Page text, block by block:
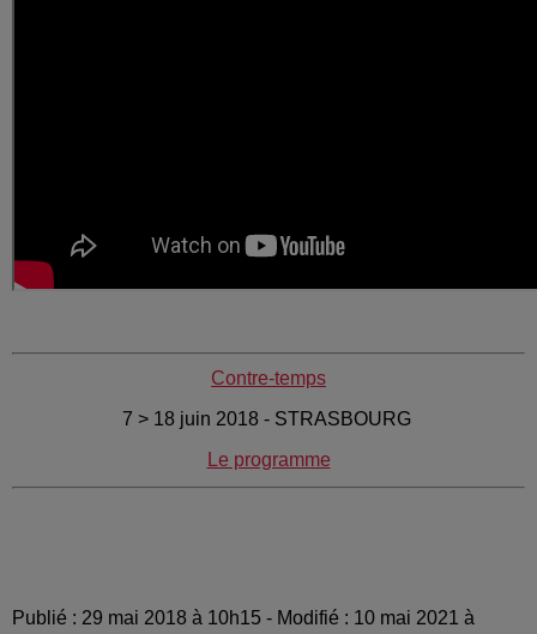
Contre-temps
7 > 18 juin 2018 - STRASBOURG
Le programme
Publié : 29 mai 2018 à 10h15 - Modifié : 10 mai 2021 à